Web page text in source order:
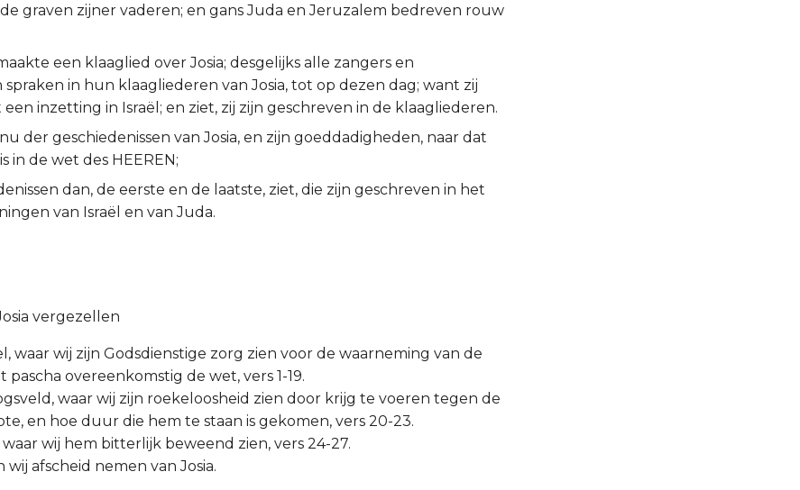
graven zijner vaderen; en gans Juda en Jeruzalem bedreven rouw
een klaaglied over Josia; desgelijks alle zangers en
spraken in hun klaagliederen van Josia, tot op dezen dag; want zij
inzetting in Israël; en ziet, zij zijn geschreven in de klaagliederen.
der geschiedenissen van Josia, en zijn goeddadigheden, naar dat
in de wet des HEEREN;
dan, de eerste en de laatste, ziet, die zijn geschreven in het
van Israël en van Juda.
vergezellen
waar wij zijn Godsdienstige zorg zien voor de waarneming van de
overeenkomstig de wet, vers 1-19.
waar wij zijn roekeloosheid zien door krijg te voeren tegen de
en hoe duur die hem te staan is gekomen, vers 20-23.
wij hem bitterlijk beweend zien, vers 24-27.
wij afscheid nemen van Josia.